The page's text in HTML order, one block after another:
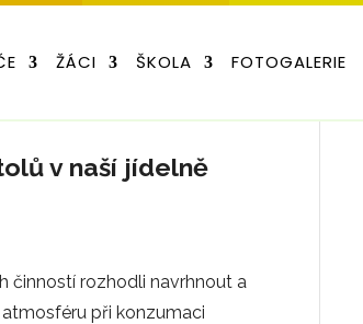
ŽÁCI ŠKOLA FOTOGALERIE
v naší jídelně
činností rozhodli navrhnout a
při konzumaci